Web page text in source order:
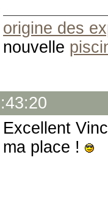
origine des
nouvelle
Excellent
ma place !